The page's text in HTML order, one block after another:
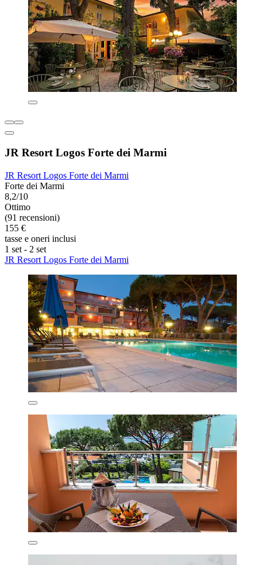
JR Resort Logos Forte dei Marmi
JR Resort Logos Forte dei Marmi
Forte dei Marmi
8,2/10
Ottimo
(91 recensioni)
155 €
tasse e oneri inclusi
1 set - 2 set
JR Resort Logos Forte dei Marmi